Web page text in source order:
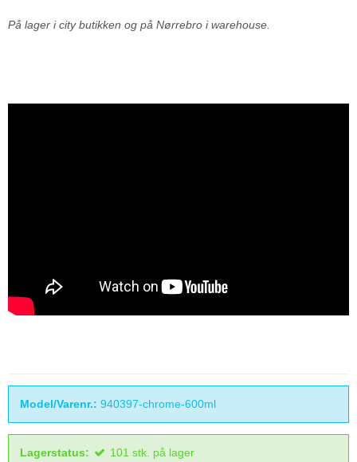
På lager i city butikken og på Nørrebro i warehouse.
Model/Varenr.: 940397-chrome-600ml
Lagerstatus: 101 stk. på lager